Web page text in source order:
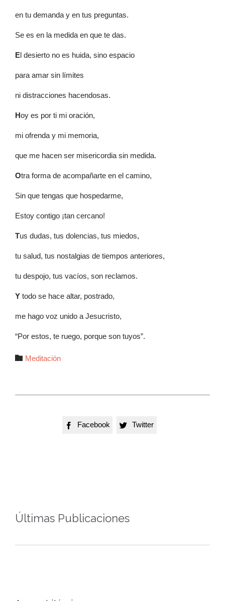
en tu demanda y en tus preguntas.
Se es en la medida en que te das.
El desierto no es huida, sino espacio
para amar sin límites
ni distracciones hacendosas.
Hoy es por ti mi oración,
mi ofrenda y mi memoria,
que me hacen ser misericordia sin medida.
Otra forma de acompañarte en el camino,
Sin que tengas que hospedarme,
Estoy contigo ¡tan cercano!
Tus dudas, tus dolencias, tus miedos,
tu salud, tus nostalgias de tiempos anteriores,
tu despojo, tus vacíos, son reclamos.
Y todo se hace altar, postrado,
me hago voz unido a Jesucristo,
“Por estos, te ruego, porque son tuyos”.
 Autor
Meditación
 Facebook  Twitter
Últimas Publicaciones